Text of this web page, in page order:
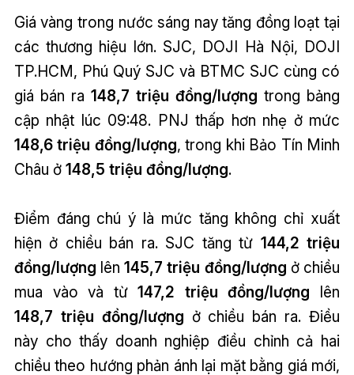
Giá vàng trong nước sáng nay tăng đồng loạt tại
các thương hiệu lớn. SJC, DOJI Hà Nội, DOJI
TP.HCM, Phú Quý SJC và BTMC SJC cùng có
giá bán ra 148,7 triệu đồng/lượng trong bảng
cập nhật lúc 09:48. PNJ thấp hơn nhẹ ở mức
148,6 triệu đồng/lượng, trong khi Bảo Tín Minh
Châu ở 148,5 triệu đồng/lượng.
Điểm đáng chú ý là mức tăng không chỉ xuất
hiện ở chiều bán ra. SJC tăng từ 144,2 triệu
đồng/lượng lên145,7 triệu đồng/lượng ở chiều
mua vào và từ147,2 triệu đồng/lượng lên
148,7 triệu đồng/lượng ở chiều bán ra. Điều
này cho thấy doanh nghiệp điều chỉnh cả hai
chiều theo hướng phản ánh lại mặt bằng giá mới,